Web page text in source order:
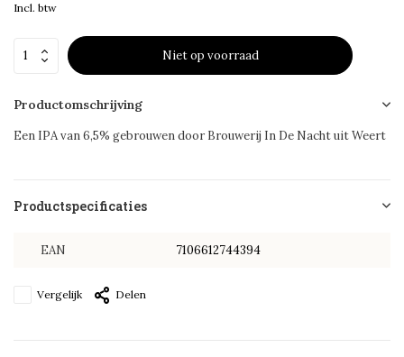
Incl. btw
Niet op voorraad
Productomschrijving
Een IPA van 6,5% gebrouwen door Brouwerij In De Nacht uit Weert
Productspecificaties
EAN 7106612744394
Vergelijk Delen